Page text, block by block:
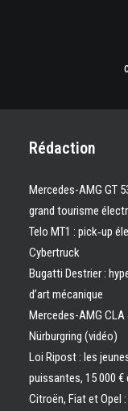
Rédaction
Mercedes-AMG GT
grand tourisme
Telo MT1 : pick‑up
Cybertruck
Bugatti Destrier :
d’art mécanique
Mercedes-AMG CLA
Nürburgring (vidéo)
Loi Ripost : les
puissantes, 15 000
Citroën, Fiat et Opel